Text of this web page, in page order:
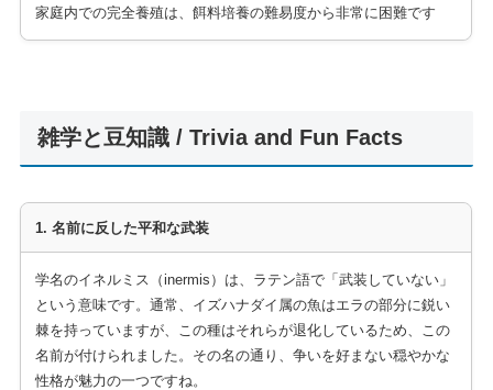
家庭内での完全養殖は、餌料培養の難易度から非常に困難です
雑学と豆知識 / Trivia and Fun Facts
1. 名前に反した平和な武装
学名のイネルミス（inermis）は、ラテン語で「武装していない」
という意味です。通常、イズハナダイ属の魚はエラの部分に鋭い
棘を持っていますが、この種はそれらが退化しているため、この
名前が付けられました。その名の通り、争いを好まない穏やかな
性格が魅力の一つですね。